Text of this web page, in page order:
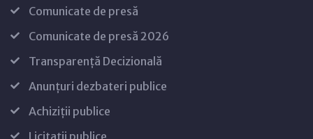
Comunicate de presă
Comunicate de presă 2026
Transparență Decizională
Anunțuri dezbateri publice
Achiziții publice
Licitații publice